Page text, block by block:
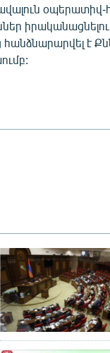
իրականացնելու
է